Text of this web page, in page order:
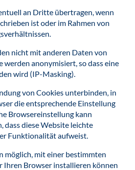
an Dritte übertragen, wenn
ist oder im Rahmen von
nicht mit anderen Daten von
werden anonymisiert, so dass eine
wird (IP-Masking).
von Cookies unterbinden, in
die entsprechende Einstellung
Browsereinstellung kann
dass diese Website leichte
Funktionalität aufweist.
möglich, mit einer bestimmten
Ihren Browser installieren können